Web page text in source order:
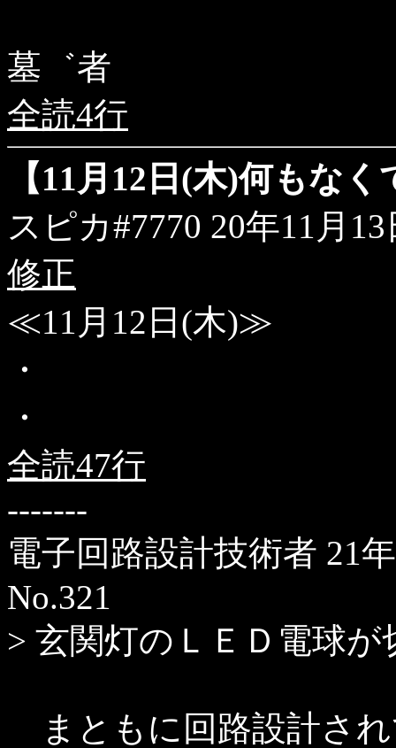
墓゛者
全読4行
【11月12日(木)何もなく
スピカ#7770 20年11月
修正
≪11月12日(木)≫
・
・
全読47行
-------
電子回路設計技術者 21
No.321
> 玄関灯のＬＥＤ電球
まともに回路設計さ